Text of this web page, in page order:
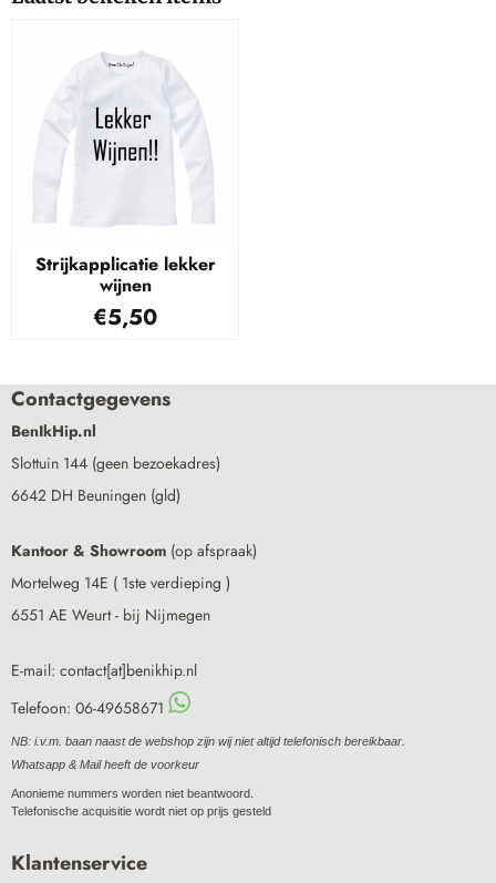
Strijkapplicatie lekker
wijnen
€5,50
Contactgegevens
BenIkHip.nl
Slottuin 144 (geen bezoekadres)
6642 DH Beuningen (gld)
Kantoor & Showroom (op afspraak)
Mortelweg 14E ( 1ste verdieping )
6551 AE Weurt - bij Nijmegen
E-mail: contact[at]benikhip.nl
Telefoon: 06-49658671
NB: i.v.m. baan naast de webshop zijn wij niet altijd telefonisch bereikbaar.
Whatsapp & Mail heeft de voorkeur
Anonieme nummers worden niet beantwoord.
Telefonische acquisitie wordt niet op prijs gesteld
Klantenservice